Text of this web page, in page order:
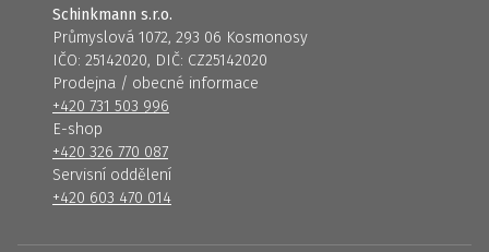
Schinkmann s.r.o.
Průmyslová 1072, 293 06 Kosmonosy
IČO: 25142020, DIČ: CZ25142020
Prodejna / obecné informace
+420 731 503 996
E-shop
+420 326 770 087
Servisní oddělení
+420 603 470 014